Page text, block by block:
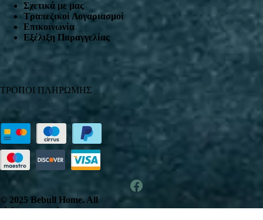
Σχετικά με μας
Τραπεζικοί Λογαριασμοί
Επικοινωνία
Εξέλιξη Παραγγελίας
ΤΡΟΠΟΙ ΠΛΗΡΩΜΗΣ
© 2025 Bebull Home. All
rights reserved